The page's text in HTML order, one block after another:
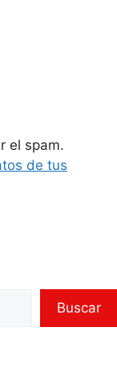
el spam.
de tus
Buscar